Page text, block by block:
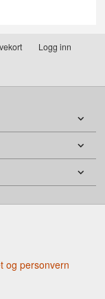
Logg inn
og personvern